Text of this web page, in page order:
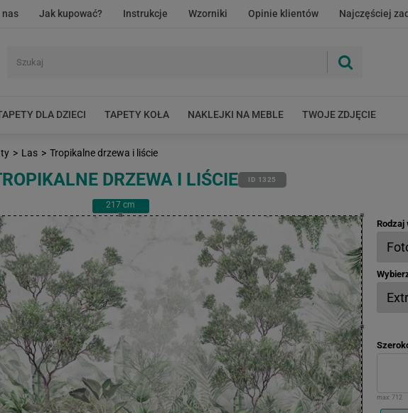
nas Jak kupować? Instrukcje Wzorniki Opinie klientów Najczęściej
DLA DZIECI TAPETY KOŁA NAKLEJKI NA MEBLE TWOJE ZDJĘCIE
> Las > Tropikalne drzewa i liście
DRZEWA I LIŚCIE ID 1325
217 cm
Rodzaj
max: 712